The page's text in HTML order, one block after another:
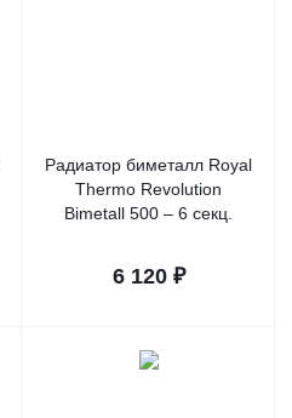
Радиатор биметалл Royal
Thermo Revolution
Bimetall 500 – 6 секц.
6 120₽